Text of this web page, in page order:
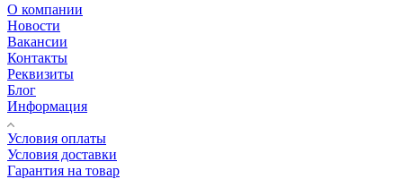
О компании
Новости
Вакансии
Контакты
Реквизиты
Блог
Информация
Условия оплаты
Условия доставки
Гарантия на товар